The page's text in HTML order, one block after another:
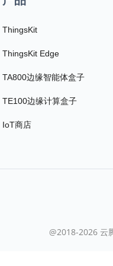
ThingsKit
ThingsKit Edge
TA800边缘智能体盒子
TE100边缘计算盒子
IoT商店
@2018-2026